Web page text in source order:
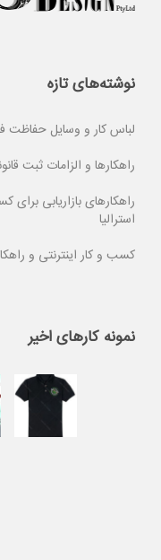
نوشته‌های تازه
لباس کار و وسایل حفاظت
راهکارها و الزامات ثبت
راهکارهای بازاریابی
استرالیا
کسب و کار اینترنتی و
نمونه کارهای اخیر